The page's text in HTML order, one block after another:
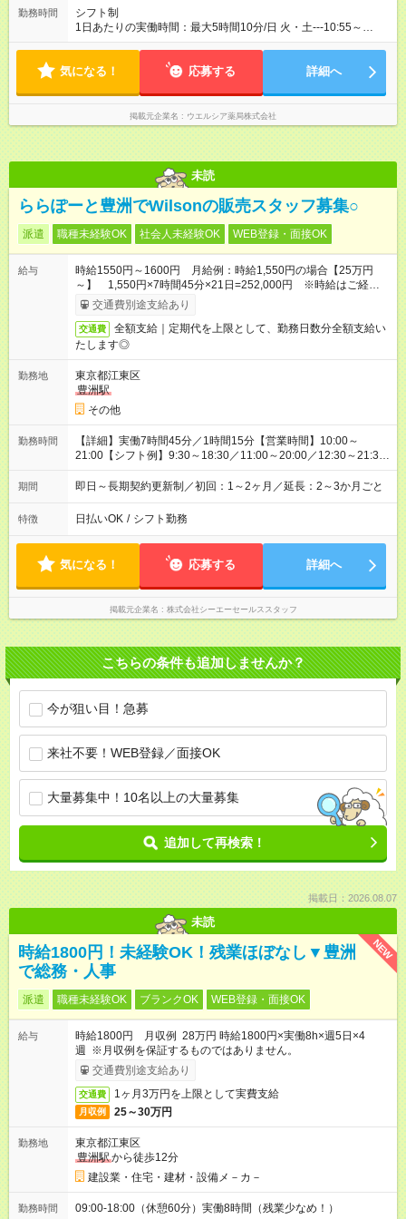
勤務時間
シフト制
1日あたりの実働時間：最大5時間10分/日 火・土---10:55～
14:05 ☆週2日の勤務 火・土・日---16:55～22:05 ☆週3日の勤務
気になる！ 応募する 詳細へ
掲載元企業名 ウエルシア薬局株式会社
未読
ららぽーと豊洲でWilsonの販売スタッフ募集○
派遣 職種未経験OK 社会人未経験OK WEB登録・面接OK
給与
時給1550円～1600円 月給例：時給1,550円の場合【25万円
～】 1,550円×7時間45分×21日=252,000円 ※時給はご経験に
より異なります。お問い合わせください。
交通費別途支給あり
交通費
全額支給｜定期代を上限として、勤務日数分全額支給い
たします◎
勤務地
東京都江東区
豊洲駅
その他
勤務時間
【詳細】実働7時間45分／1時間15分【営業時間】10:00～
21:00【シフト例】9:30～18:30／11:00～20:00／12:30～21:30
／など
期間 即日～長期契約更新制／初回：1～2ヶ月／延長：2～3か月ごと
特徴 日払いOK / シフト勤務
気になる！ 応募する 詳細へ
掲載元企業名 株式会社シーエーセールススタッフ
こちらの条件も追加しませんか？
今が狙い目！急募
来社不要！WEB登録／面接OK
大量募集中！10名以上の大量募集
追加して再検索！
掲載日：2026.08.07
未読
NEW
時給1800円！未経験OK！残業ほぼなし▼豊洲
で総務・人事
派遣 職種未経験OK ブランクOK WEB登録・面接OK
給与
時給1800円 月収例 28万円 時給1800円×実働8h×週5日×4
週 ※月収例を保証するものではありません。
交通費別途支給あり
交通費 1ヶ月3万円を上限として実費支給
月収例 25～30万円
勤務地
東京都江東区
豊洲駅から徒歩12分
建設業・住宅・建材・設備メ－カ－
勤務時間 09:00-18:00（休憩60分）実働8時間（残業少なめ！）